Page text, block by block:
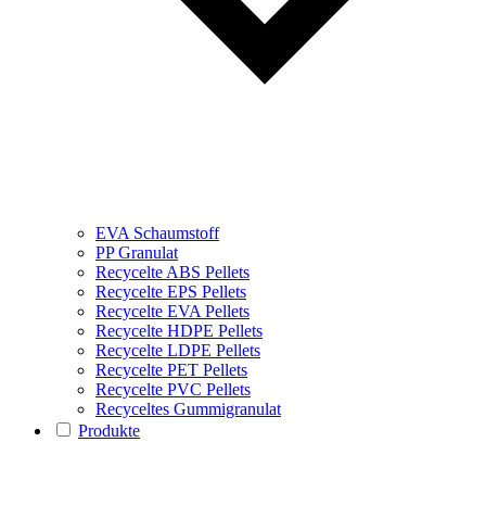
EVA Schaumstoff
PP Granulat
Recycelte ABS Pellets
Recycelte EPS Pellets
Recycelte EVA Pellets
Recycelte HDPE Pellets
Recycelte LDPE Pellets
Recycelte PET Pellets
Recycelte PVC Pellets
Recyceltes Gummigranulat
Produkte